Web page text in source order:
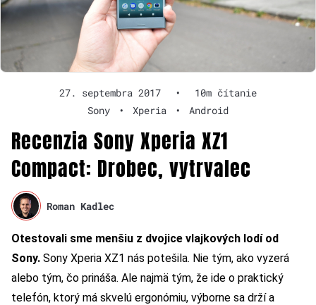
27. septembra 2017 •
10m čítanie
Sony
• Xperia • Android
Recenzia Sony Xperia XZ1
Compact: Drobec, vytrvalec
Roman Kadlec
Otestovali sme menšiu z dvojice vlajkových lodí od
Sony. Sony Xperia XZ1 nás potešila. Nie tým, ako vyzerá
alebo tým, čo prináša. Ale najmä tým, že ide o praktický
telefón, ktorý má skvelú ergonómiu, výborne sa drží a